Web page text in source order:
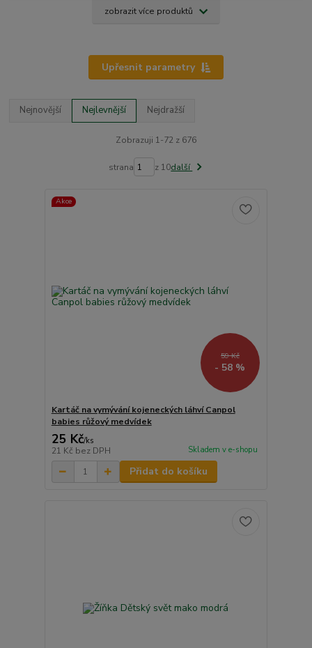
zobrazit více produktů
Upřesnit parametry
Nejnovější Nejlevnější Nejdražší
Zobrazuji 1-72 z 676
strana z 10další
Akce
59 Kč
- 58 %
Kartáč na vymývání kojeneckých láhví Canpol
babies růžový medvídek
25 Kč/ks
21 Kč bez DPH Skladem v e-shopu
Přidat do košíku